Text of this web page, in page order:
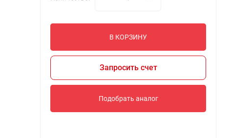
В КОРЗИНУ
Запросить счет
Подобрать аналог